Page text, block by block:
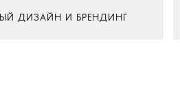
ДИЗАЙН И БРЕНДИНГ